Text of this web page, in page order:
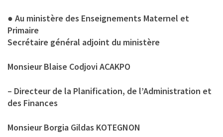
● Au ministère des Enseignements Maternel et
Primaire
Secrétaire général adjoint du ministère
Monsieur Blaise Codjovi ACAKPO
– Directeur de la Planification, de l’Administration et
des Finances
Monsieur Borgia Gildas KOTEGNON